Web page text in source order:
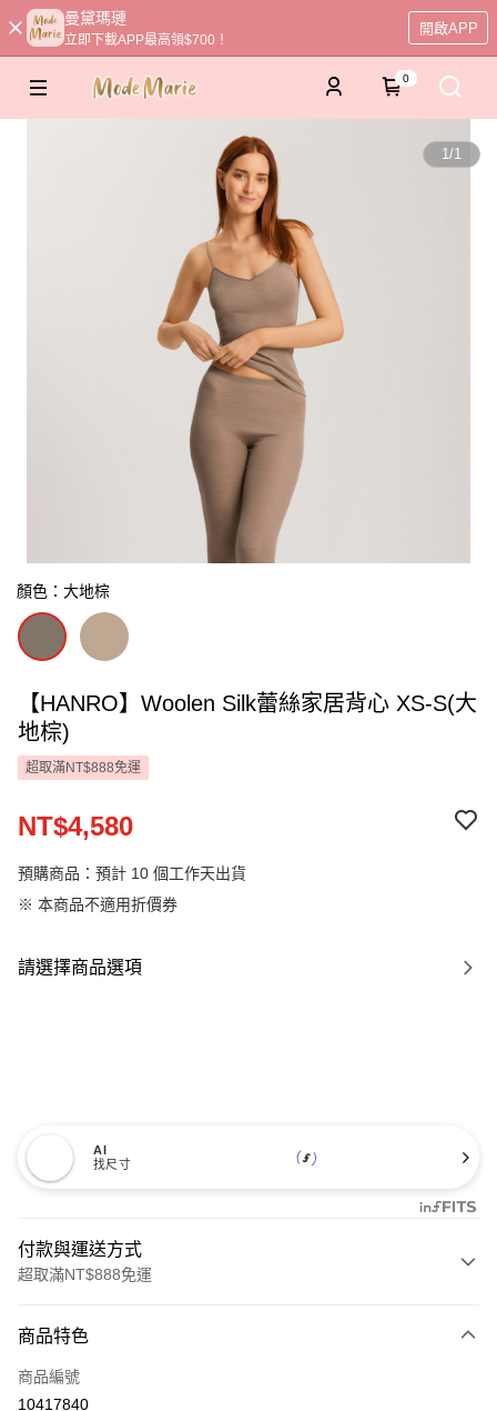
曼黛瑪璉
立即下載APP最高領$700！
開啟APP
0
1/1
顏色：大地棕
【HANRO】Woolen Silk蕾絲家居背心 XS-S(大
地棕)
超取滿NT$888免運
NT$4,580
預購商品：預計 10 個工作天出貨
※ 本商品不適用折價券
請選擇商品選項
AI
找尺寸
付款與運送方式
超取滿NT$888免運
信用卡一次付款
信用卡分期付款
商品特色
商品編號
10417840